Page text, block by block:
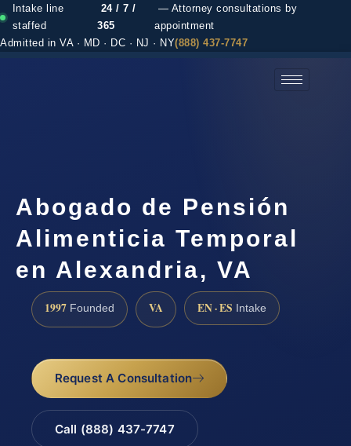
Intake line
staffed
24 / 7 /
365
— Attorney consultations by
appointment
Admitted in VA · MD · DC · NJ · NY(888) 437-7747
Abogado de Pensión
Alimenticia Temporal
en Alexandria, VA
1997 Founded VA EN · ES Intake
Request A Consultation
Call (888) 437-7747